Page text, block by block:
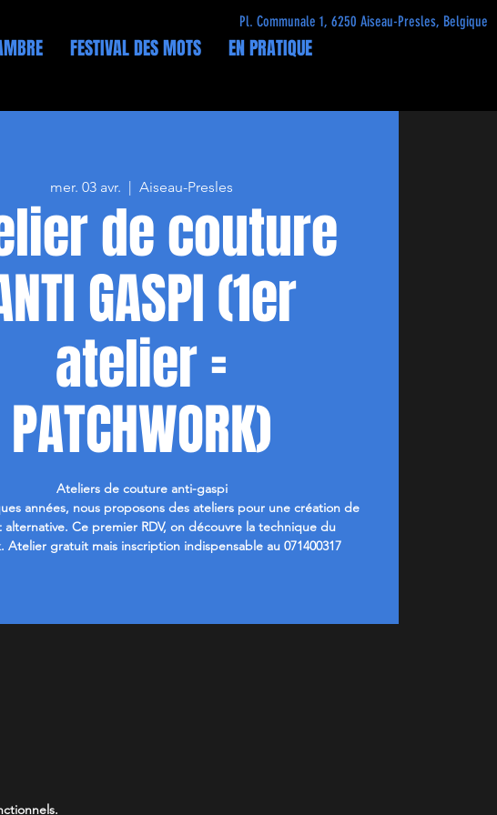
FESTIVAL DES MOTS EN PRATIQUE
Pl. Communale 1, 6250 Aiseau-Presles, Belgique
mer. 03 avr.
  |
Aiseau-Presles
de couture
GASPI (1er
atelier =
PATCHWORK)
Ateliers de couture anti-gaspi
années, nous proposons des ateliers pour une création de
alternative. Ce premier RDV, on découvre la technique du
Atelier gratuit mais inscription indispensable au 071400317